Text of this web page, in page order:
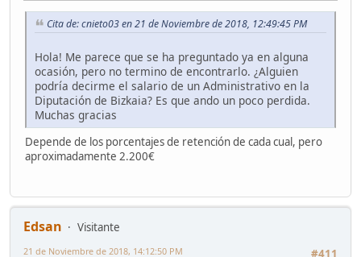
Cita de: cnieto03 en 21 de Noviembre de 2018, 12:49:45 PM
Hola! Me parece que se ha preguntado ya en alguna
ocasión, pero no termino de encontrarlo. ¿Alguien
podría decirme el salario de un Administrativo en la
Diputación de Bizkaia? Es que ando un poco perdida.
Muchas gracias
Depende de los porcentajes de retención de cada cual, pero
aproximadamente 2.200€
Edsan
Visitante
#411
21 de Noviembre de 2018, 14:12:50 PM